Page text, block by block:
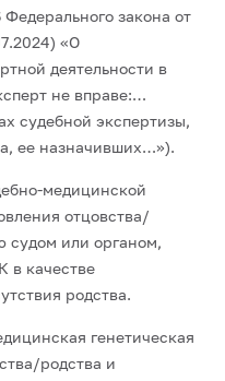
закона от
«О
деятельности в
не вправе:…
судебной экспертизы,
ее назначивших…»).
медицинской
отцовства/
судом или органом,
в качестве
родства.
генетическая
родства и